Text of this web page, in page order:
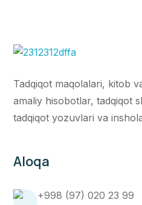
Tadqiqot maqolalari, kitob
amaliy hisobotlar, tadqiqot
tadqiqot yozuvlari va
Aloqa
+998 (97) 020 23 99